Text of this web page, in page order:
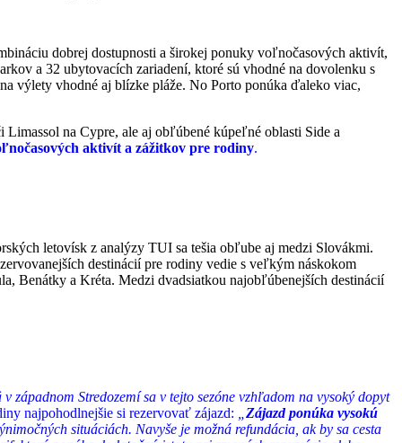
dobrej dostupnosti a širokej ponuky voľnočasových aktivít,
a 32 ubytovacích zariadení, ktoré sú vhodné na dovolenku s
výlety vhodné aj blízke pláže. No Porto ponúka ďaleko viac,
na Cypre, ale aj obľúbené kúpeľné oblasti Side a
aktivít a zážitkov pre rodiny.
letovísk z analýzy TUI sa tešia obľube aj medzi Slovákmi.
destinácií pre rodiny vedie s veľkým náskokom
Benátky a Kréta. Medzi dvadsiatkou najobľúbenejších destinácií
západnom Stredozemí sa v tejto sezóne vzhľadom na vysoký dopyt
najpohodlnejšie si rezervovať zájazd:
Zájazd ponúka vysokú
situáciách. Navyše je možná refundácia, ak by sa cesta